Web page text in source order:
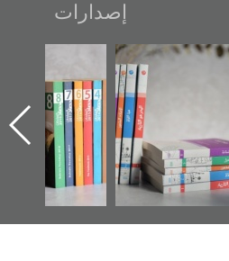
إصدارات
تصنيف موضوعي
للوثائق البريطانية
يقدمه «مركز أوال»
في سلسلة من 5
كتب
تصدر حصاد
الساحات 2019